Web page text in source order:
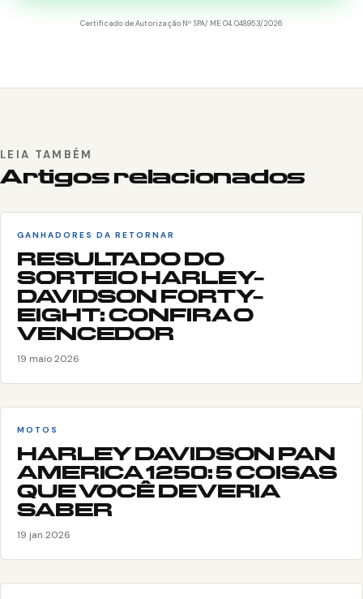
Certificado de Autorização Nº SPA/ME 04.048953/2026
LEIA TAMBÉM
Artigos relacionados
GANHADORES DA RETORNAR
RESULTADO DO
SORTEIO HARLEY-
DAVIDSON FORTY-
EIGHT: CONFIRA O
VENCEDOR
19 maio 2026
MOTOS
HARLEY DAVIDSON PAN
AMERICA 1250: 5 COISAS
QUE VOCÊ DEVERIA
SABER
19 jan 2026